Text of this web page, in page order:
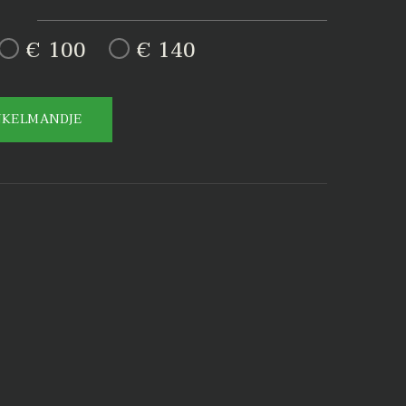
€ 100 € 140